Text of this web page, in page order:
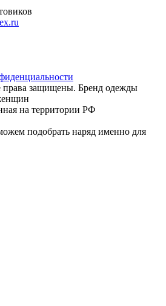
защищены. Бренд одежды
на территории РФ
подобрать наряд именно для